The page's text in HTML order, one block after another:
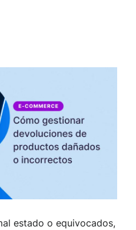
estado o equivocados,